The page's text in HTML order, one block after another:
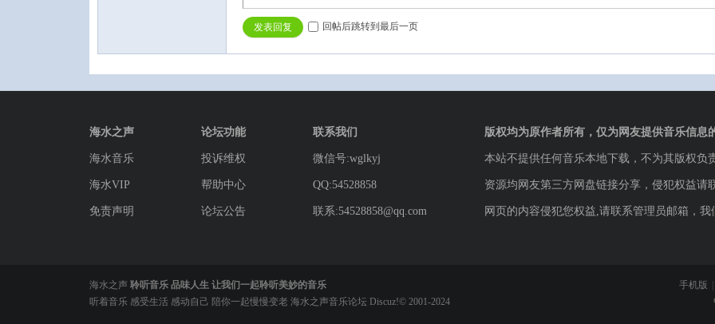
发表回复 回帖后跳转到最后一页
海水之声
海水音乐
海水VIP
免责声明
论坛功能
投诉维权
帮助中心
论坛公告
联系我们
微信号:wglkyj
QQ:54528858
联系:54528858@qq.com
版权均为原作者所有，仅为网友提供音乐信息
本站不提供任何音乐本地下载，不为其版权负
资源均网友第三方网盘链接分享，侵犯权益请
网页的内容侵犯您权益,请联系管理员邮箱，
手机版
海水之声 聆听音乐 品味人生 让我们一起聆听美妙的音乐
听着音乐 感受生活 感动自己 陪你一起慢慢变老 海水之声音乐论坛 Discuz!© 2001-2024